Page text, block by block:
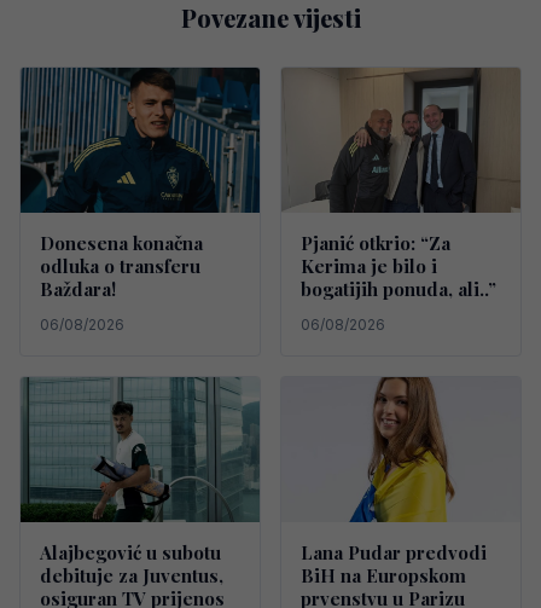
Povezane vijesti
Donesena konačna
odluka o transferu
Baždara!
06/08/2026
Pjanić otkrio: “Za
Kerima je bilo i
bogatijih ponuda, ali..”
06/08/2026
Alajbegović u subotu
debituje za Juventus,
osiguran TV prijenos
Lana Pudar predvodi
BiH na Europskom
prvenstvu u Parizu